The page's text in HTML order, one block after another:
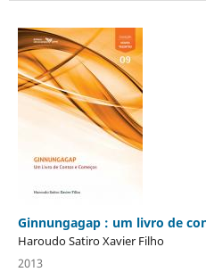
Ginnungagap : um livro de
Haroudo Satiro Xavier Filho
2013